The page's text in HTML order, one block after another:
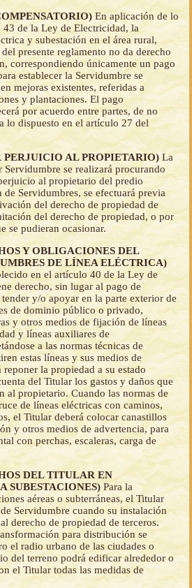
En aplicación de lo
de la Ley de Electricidad, la
y subestación en el área rural,
presente reglamento no da derecho
correspondiendo únicamente un pago
establecer la Servidumbre se
mejoras existentes, referidas a
y plantaciones. El pago
por acuerdo entre partes, de no
lo dispuesto en el artículo 27 del
PERJUICIO AL PROPIETARIO) La
se realizará procurando
al propietario del predio
Servidumbres, se efectuará previa
del derecho de propiedad de
del derecho de propiedad, o por
se pudieran ocasionar.
Y OBLIGACIONES DEL
DE LÍNEA ELÉCTRICA)
en el artículo 40 de la Ley de
derecho, sin lugar al pago de
y/o apoyar en la parte exterior de
de dominio público o privado,
y otros medios de fijación de líneas
y líneas auxiliares de
a las normas técnicas de
estas líneas y sus medios de
la propiedad a su estado
del Titular los gastos y daños que
al propietario. Cuando las normas de
de líneas eléctricas con caminos,
el Titular deberá colocar canastillos
y otros medios de advertencia, para
con perchas, escaleras, carga de
DEL TITULAR EN
SUBESTACIONES) Para la
aéreas o subterráneas, el Titular
Servidumbre cuando su instalación
derecho de propiedad de terceros.
para distribución se
el radio urbano de las ciudades o
del terreno podrá edificar alrededor o
el Titular todas las medidas de